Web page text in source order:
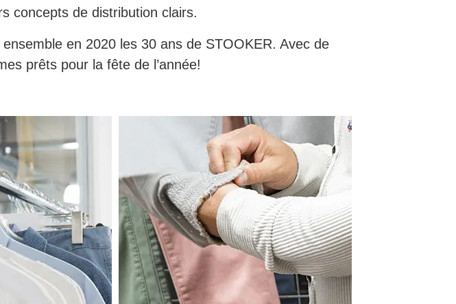
concepts de distribution clairs.
en 2020 les 30 ans de STOOKER. Avec de
prêts pour la fête de l’année!